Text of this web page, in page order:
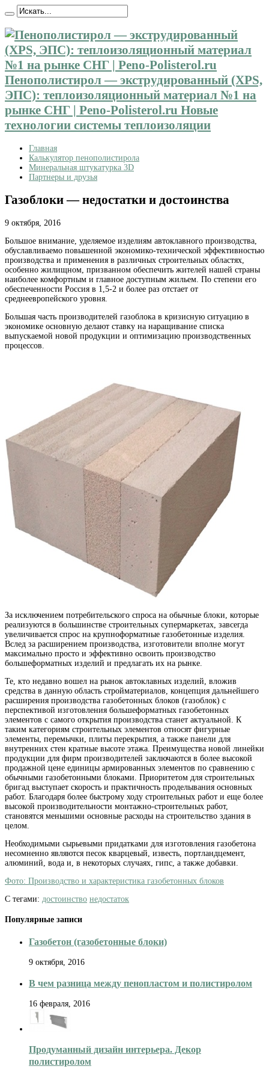
Пенополистирол — экструдированный (XPS,
ЭПС): теплоизоляционный материал №1 на
рынке СНГ | Peno-Polisterol.ru Новые
технологии системы теплоизоляции
Главная
Калькулятор пенополистирола
Минеральная штукатурка 3D
Партнеры и друзья
Газоблоки — недостатки и достоинства
9 октября, 2016
Большое внимание, уделяемое изделиям автоклавного производства,
обуславливаемо повышенной экономико-технической эффективностью
производства и применения в различных строительных областях,
особенно жилищном, призванном обеспечить жителей нашей страны
наиболее комфортным и главное доступным жильем. По степени его
обеспеченности Россия в 1,5-2 и более раз отстает от
среднеевропейского уровня.
Большая часть производителей газоблока в кризисную ситуацию в
экономике основную делают ставку на наращивание списка
выпускаемой новой продукции и оптимизацию производственных
процессов.
За исключением потребительского спроса на обычные блоки, которые
реализуются в большинстве строительных супермаркетах, завсегда
увеличивается спрос на крупноформатные газобетонные изделия.
Вслед за расширением производства, изготовители вполне могут
максимально просто и эффективно освоить производство
большеформатных изделий и предлагать их на рынке.
Те, кто недавно вошел на рынок автоклавных изделий, вложив
средства в данную область стройматериалов, концепция дальнейшего
расширения производства газобетонных блоков (газоблок) с
перспективой изготовления большеформатных газобетонных
элементов с самого открытия производства станет актуальной. К
таким категориям строительных элементов относят фигурные
элементы, перемычки, плиты перекрытия, а также панели для
внутренних стен кратные высоте этажа. Преимущества новой линейки
продукции для фирм производителей заключаются в более высокой
продажной цене единицы армированных элементов по сравнению с
обычными газобетонными блоками. Приоритетом для строительных
бригад выступает скорость и практичность проделывания основных
работ. Благодаря более быстрому ходу строительных работ и еще более
высокой производительности монтажно-строительных работ,
становятся меньшими основные расходы на строительство здания в
целом.
Необходимыми сырьевыми придатками для изготовления газобетона
несомненно являются песок кварцевый, известь, портландцемент,
алюминий, вода и, в некоторых случаях, гипс, а также добавки.
Фото: Производство и характеристика газобетонных блоков
С тегами: достоинство недостаток
Популярные записи
Газобетон (газобетонные блоки)
9 октября, 2016
В чем разница между пенопластом и полистиролом
16 февраля, 2016
Продуманный дизайн интерьера. Декор
полистиролом